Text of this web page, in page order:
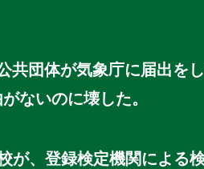
共団体が気象庁に届出を
ないのに壊した。
が、登録検定機関による